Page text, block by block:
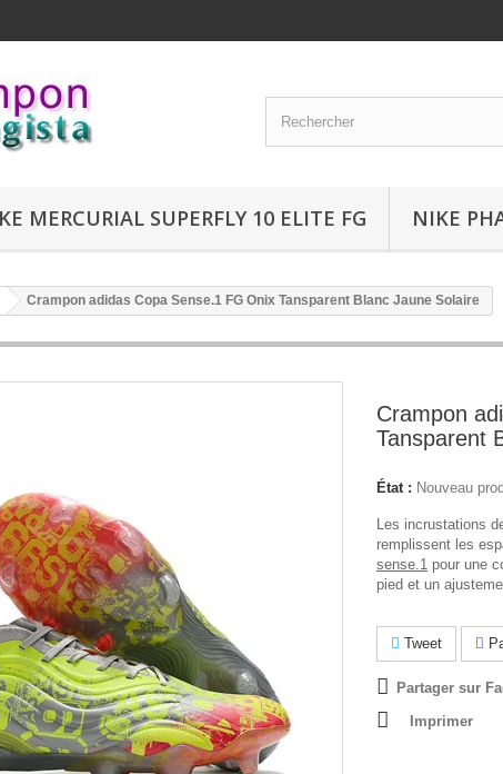
MERCURIAL SUPERFLY 10 ELITE FG NIKE
Crampon adidas Copa Sense.1 FG Onix Tansparent Blanc Jaune Solaire
Crampon
Tansparent
État : Nouveau
Les incrustations
remplissent les
sense.1 pour une
pied et un
Tweet
Partager sur
Imprimer